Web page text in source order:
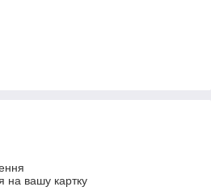
на вашу картку